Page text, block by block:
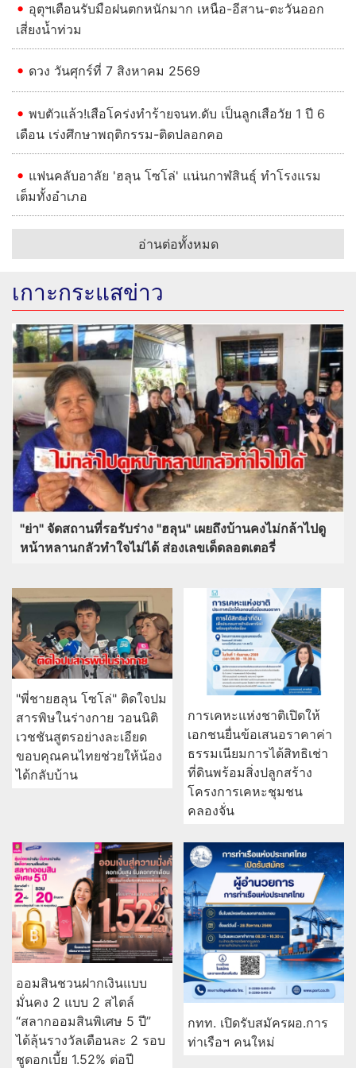
อุตุฯเตือนรับมือฝนตกหนักมาก เหนือ-อีสาน-ตะวันออก
เสี่ยงน้ำท่วม
ดวง วันศุกร์ที่ 7 สิงหาคม 2569
พบตัวแล้ว!เสือโคร่งทำร้ายจนท.ดับ เป็นลูกเสือวัย 1 ปี 6
เดือน เร่งศึกษาพฤติกรรม-ติดปลอกคอ
แฟนคลับอาลัย 'ฮลุน โซโล่' แน่นกาฬสินธุ์ ทำโรงแรม
เต็มทั้งอำเภอ
อ่านต่อทั้งหมด
เกาะกระแสข่าว
"ย่า" จัดสถานที่รอรับร่าง "ฮลุน" เผยถึงบ้านคงไม่กล้าไปดู
หน้าหลานกลัวทำใจไม่ได้ ส่องเลขเด็ดลอตเตอรี่
"พี่ชายฮลุน โซโล่" ติดใจปม
สารพิษในร่างกาย วอนนิติ
เวชชันสูตรอย่างละเอียด
ขอบคุณคนไทยช่วยให้น้อง
ได้กลับบ้าน
การเคหะแห่งชาติเปิดให้
เอกชนยื่นข้อเสนอราคาค่า
ธรรมเนียมการได้สิทธิเช่า
ที่ดินพร้อมสิ่งปลูกสร้าง
โครงการเคหะชุมชน
คลองจั่น
ออมสินชวนฝากเงินแบบ
มั่นคง 2 แบบ 2 สไตล์
“สลากออมสินพิเศษ 5 ปี”
ได้ลุ้นรางวัลเดือนละ 2 รอบ
ชูดอกเบี้ย 1.52% ต่อปี
กทท. เปิดรับสมัครผอ.การ
ท่าเรือฯ คนใหม่